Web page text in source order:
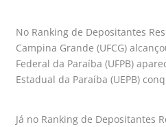
No Ranking de Depositantes
Campina Grande (UFCG)
Federal da Paraíba (UFPB)
Estadual da Paraíba (UEPB)
Já no Ranking de Depositantes